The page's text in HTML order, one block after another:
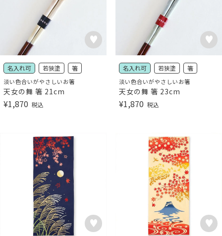
名入れ可 若狭塗 箸
淡い色合いがやさしいお箸
天女の舞 箸 21cm
¥1,870 税込
名入れ可 若狭塗 箸
淡い色合いがやさしいお箸
天女の舞 箸 23cm
¥1,870 税込